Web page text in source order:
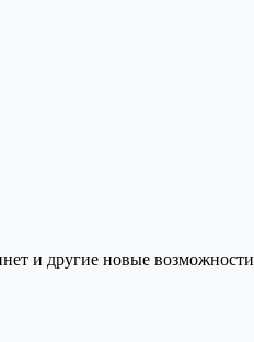
и другие новые возможности